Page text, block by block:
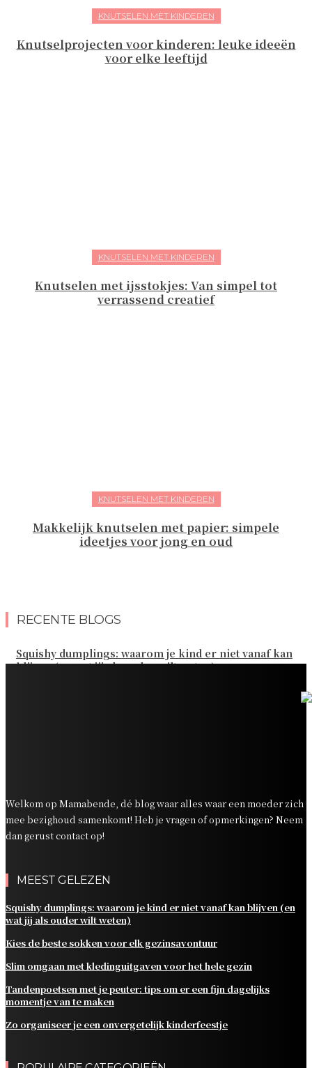
KNUTSELEN MET KINDEREN
Knutselprojecten voor kinderen: leuke ideeën
voor elke leeftijd
KNUTSELEN MET KINDEREN
Knutselen met ijsstokjes: Van simpel tot
verrassend creatief
KNUTSELEN MET KINDEREN
Makkelijk knutselen met papier: simpele
ideetjes voor jong en oud
RECENTE BLOGS
Squishy dumplings: waarom je kind er niet vanaf kan
blijven (en wat jij als ouder wilt weten)
Welkom op Mamabende, dé blog waar alles waar een moeder zich
mee bezighoud samenkomt! Heb je vragen of opmerkingen? Neem
dan gerust contact op!
MEEST GELEZEN
Squishy dumplings: waarom je kind er niet vanaf kan blijven (en
wat jij als ouder wilt weten)
Kies de beste sokken voor elk gezinsavontuur
Slim omgaan met kledinguitgaven voor het hele gezin
Tandenpoetsen met je peuter: tips om er een fijn dagelijks
momentje van te maken
Zo organiseer je een onvergetelijk kinderfeestje